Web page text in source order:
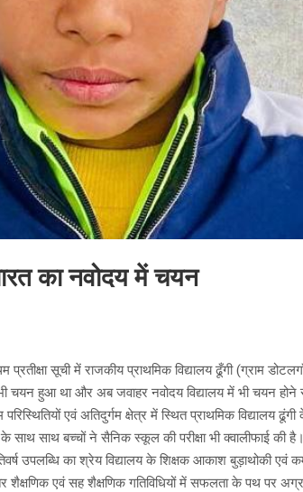
का नवोदय में चयन
प्रतीक्षा सूची में राजकीय प्राथमिक विद्यालय ढूँगी (ग्राम
चयन हुआ था और अब जवाहर नवोदय विद्यालय में भी चयन
एवं अतिदुर्गम क्षेत्र में स्थित प्राथमिक विद्यालय ढूंगी
साथ साथ बच्चों ने सैनिक स्कूल की परीक्षा भी क्वालीफाई की
उपलब्धि का श्रेय विद्यालय के शिक्षक आकाश बुड़ाथोकी एवं
शैक्षणिक एवं सह शैक्षणिक गतिविधियों में सफलता के पथ पर